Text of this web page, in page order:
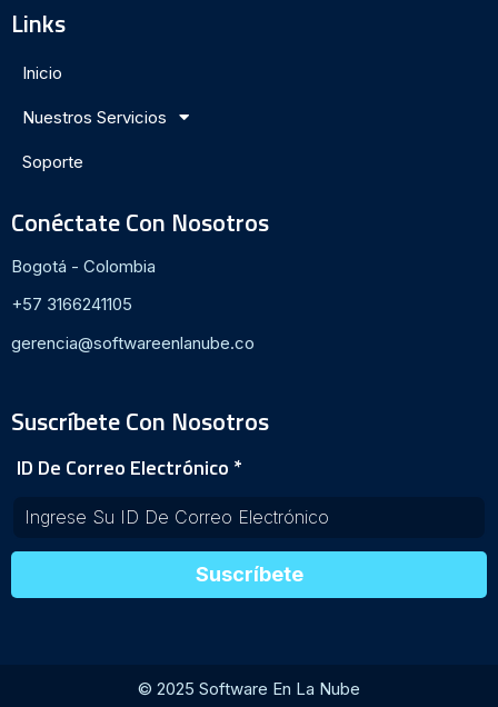
Links
Inicio
Nuestros Servicios
Soporte
Conéctate Con Nosotros
Bogotá - Colombia
+57 3166241105
gerencia@softwareenlanube.co
Suscríbete Con Nosotros
ID De Correo Electrónico *
Suscríbete
© 2025 Software En La Nube